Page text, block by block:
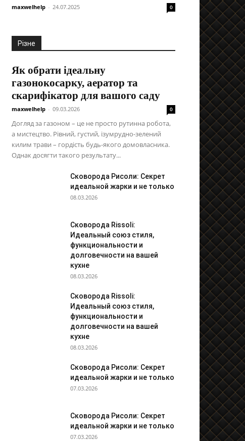
maxwelhelp - 24.07.2025 0
Різне
Як обрати ідеальну
газонокосарку, аератор та
скарифікатор для вашого саду
maxwelhelp - 09.03.2026 0
Догляд за газоном – це не просто рутинна робота,
а мистецтво. Рівний, густий, ізумрудно-зелений
килим трави – гордість будь-якого домовласника.
Однак досягти такого результату...
Сковорода Рисоли: Секрет
идеальной жарки и не только
08.03.2026
Сковорода Rissoli:
Идеальный союз стиля,
функциональности и
долговечности на вашей
кухне
08.03.2026
Сковорода Rissoli:
Идеальный союз стиля,
функциональности и
долговечности на вашей
кухне
08.03.2026
Сковорода Рисоли: Секрет
идеальной жарки и не только
07.03.2026
Сковорода Рисоли: Секрет
идеальной жарки и не только
07.03.2026